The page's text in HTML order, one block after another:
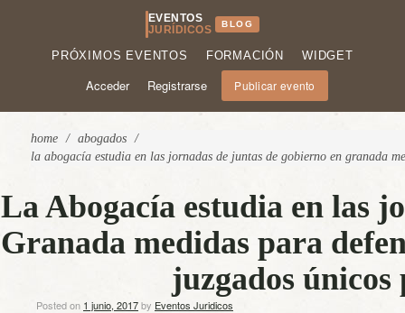
EVENTOS
JURÍDICOS
BLOG
PRÓXIMOS EVENTOS FORMACIÓN WIDGET
Acceder Registrarse Publicar evento
home / abogados /
la abogacía estudia en las jornadas de juntas de gobierno en granada
La Abogacía estudia en las
Granada medidas para
juzgados únicos
Posted on 1 junio, 2017by Eventos Juridicos